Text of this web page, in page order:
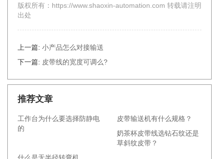
版权所有：https://www.shaoxin-automation.com 转载请注明
出处
上一篇: 小产品怎么对接输送
下一篇: 皮带线的宽度可调么?
推荐文章
工作台为什么要选择防静电
的
皮带输送机有什么规格？
奶茶杯皮带线选钻石纹还是
草斜纹皮带？